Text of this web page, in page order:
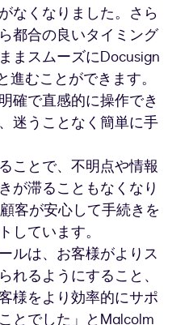
なくなりました。さら
都合の良いタイミング
まスムーズにDocusign
むことができます。
確で直感的に操作でき
迷うことなく簡単に手
ことで、不明点や情報
が滞ることもなくなり
客が安心して手続きを
しています。
ルは、お客様がよりス
れるようにすること、
様をより効率的にサポ
とでした」とMalcolm